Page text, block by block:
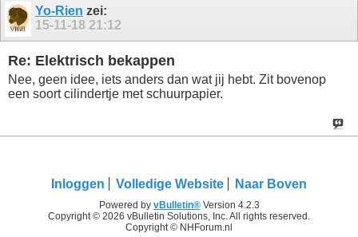
Yo-Rien zei:
15-11-18 21:12
Re: Elektrisch bekappen
Nee, geen idee, iets anders dan wat jij hebt. Zit bovenop
een soort cilindertje met schuurpapier.
Inloggen Volledige Website Naar Boven
Powered by vBulletin®Version 4.2.3
Copyright © 2026 vBulletin Solutions, Inc. All rights reserved.
Copyright © NHForum.nl